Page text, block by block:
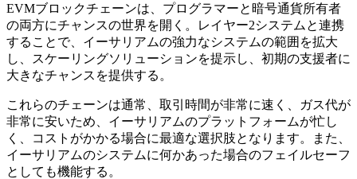
EVMブロックチェーンは、プログラマーと暗号通貨所有者
の両方にチャンスの世界を開く。レイヤー2システムと連携
することで、イーサリアムの強力なシステムの範囲を拡大
し、スケーリングソリューションを提示し、初期の支援者に
大きなチャンスを提供する。
これらのチェーンは通常、取引時間が非常に速く、ガス代が
非常に安いため、イーサリアムのプラットフォームが忙し
く、コストがかかる場合に最適な選択肢となります。また、
イーサリアムのシステムに何かあった場合のフェイルセーフ
としても機能する。